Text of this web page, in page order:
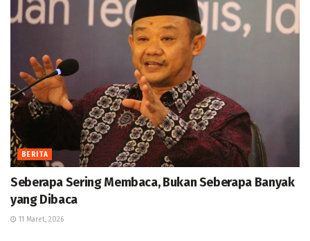
BERITA
Seberapa Sering Membaca, Bukan Seberapa Banyak
yang Dibaca
11 Maret, 2026